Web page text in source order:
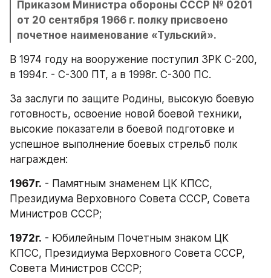
Приказом Министра обороны СССР № 0201
от 20 сентября 1966 г. полку присвоено
почетное наименование «Тульский».
В 1974 году на вооружение поступил ЗРК С-200,
в 1994г. - С-300 ПТ, а в 1998г. С-300 ПС.
За заслуги по защите Родины, высокую боевую
готовность, освоение новой боевой техники,
высокие показатели в боевой подготовке и
успешное выполнение боевых стрельб полк
награжден:
1967г. - Памятным знаменем ЦК КПСС,
Президиума Верховного Совета СССР, Совета
Министров СССР;
1972г. - Юбилейным Почетным знаком ЦК
КПСС, Президиума Верховного Совета СССР,
Совета Министров СССР;